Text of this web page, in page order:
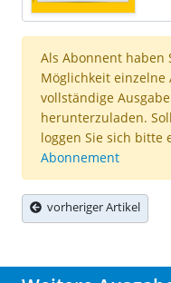
Als Abonnent haben
Möglichkeit einzelne
vollständige
herunterzuladen.
loggen Sie sich bitte
Abonnement
vorheriger Artikel